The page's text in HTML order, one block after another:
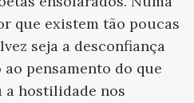
que existem tão poucas
seja a desconfiança
pensamento do que
a hostilidade nos